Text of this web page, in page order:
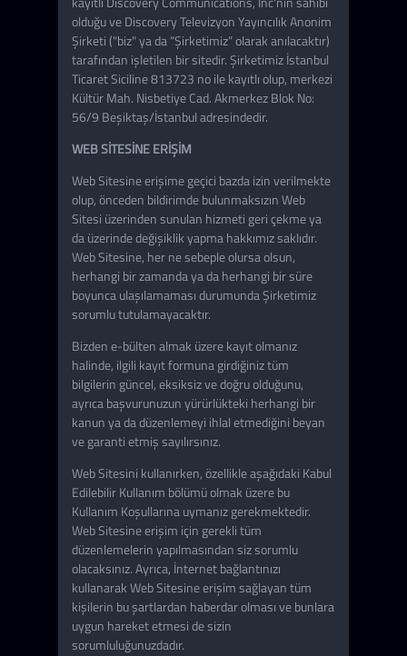
olduğu ve Discovery Televizyon Yayıncılık Anonim
Şirketi ("biz" ya da “Şirketimiz” olarak anılacaktır)
tarafından işletilen bir sitedir. Şirketimiz İstanbul
Ticaret Siciline 813723 no ile kayıtlı olup, merkezi
Kültür Mah. Nisbetiye Cad. Akmerkez Blok No:
56/9 Beşiktaş/İstanbul adresindedir.
WEB SİTESİNE ERİŞİM
Web Sitesine erişime geçici bazda izin verilmekte
olup, önceden bildirimde bulunmaksızın Web
Sitesi üzerinden sunulan hizmeti geri çekme ya
da üzerinde değişiklik yapma hakkımız saklıdır.
Web Sitesine, her ne sebeple olursa olsun,
herhangi bir zamanda ya da herhangi bir süre
boyunca ulaşılamaması durumunda Şirketimiz
sorumlu tutulamayacaktır.
Bizden e-bülten almak üzere kayıt olmanız
halinde, ilgili kayıt formuna girdiğiniz tüm
bilgilerin güncel, eksiksiz ve doğru olduğunu,
ayrıca başvurunuzun yürürlükteki herhangi bir
kanun ya da düzenlemeyi ihlal etmediğini beyan
ve garanti etmiş sayılırsınız.
Web Sitesini kullanırken, özellikle aşağıdaki Kabul
Edilebilir Kullanım bölümü olmak üzere bu
Kullanım Koşullarına uymanız gerekmektedir.
Web Sitesine erişim için gerekli tüm
düzenlemelerin yapılmasından siz sorumlu
olacaksınız. Ayrıca, İnternet bağlantınızı
kullanarak Web Sitesine erişim sağlayan tüm
kişilerin bu şartlardan haberdar olması ve bunlara
uygun hareket etmesi de sizin
sorumluluğunuzdadır.